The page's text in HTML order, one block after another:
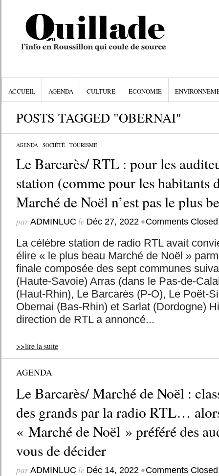
ACCUEIL AGENDA CULTURE ECONOMIE
POSTS TAGGED "OBERNAI"
AGENDA/ SOCIÉTÉ/ TOURISME
Le Barcarès/ RTL : pour les
station (comme pour les habitants
Marché de Noël n’est pas le plus
par ADMINLUC le Déc 27, 2022 •Comments Closed
La célèbre station de radio RTL avait
élire « le plus beau Marché de Noël »
finale composée des sept communes
(Haute-Savoie) Arras (dans le Pas-de-
(Haut-Rhin), Le Barcarès (P-O), Le Poët-
Obernai (Bas-Rhin) et Sarlat (Dordogne)
direction de RTL a annoncé...
>>lire la suite
AGENDA
Le Barcarès/ Marché de Noël :
des grands par la radio RTL…
« Marché de Noël » préféré des
vous de décider
par ADMINLUC le Déc 14, 2022 •Comments Closed